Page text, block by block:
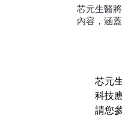
芯元生醫
內容，涵
芯元
科技
請您